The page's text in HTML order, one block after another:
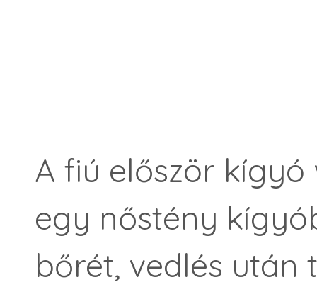
A fiú először
egy nőstény
bőrét, vedlés után